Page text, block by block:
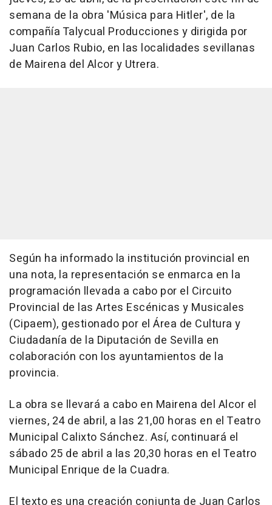
semana de la obra 'Música para Hitler', de la
compañía Talycual Producciones y dirigida por
Juan Carlos Rubio, en las localidades sevillanas
de Mairena del Alcor y Utrera.
Según ha informado la institución provincial en
una nota, la representación se enmarca en la
programación llevada a cabo por el Circuito
Provincial de las Artes Escénicas y Musicales
(Cipaem), gestionado por el Área de Cultura y
Ciudadanía de la Diputación de Sevilla en
colaboración con los ayuntamientos de la
provincia.
La obra se llevará a cabo en Mairena del Alcor el
viernes, 24 de abril, a las 21,00 horas en el Teatro
Municipal Calixto Sánchez. Así, continuará el
sábado 25 de abril a las 20,30 horas en el Teatro
Municipal Enrique de la Cuadra.